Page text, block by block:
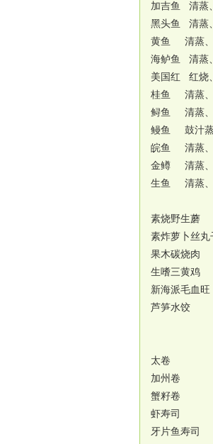
加吉鱼 清蒸
黑头鱼 清蒸
黄鱼 清蒸、
海鲈鱼 清蒸
美国红 红烧
桂鱼 清蒸、
鲟鱼 清蒸
鳗鱼 鼓汁蒸
皖鱼 清蒸、
金鳟 清蒸、
生鱼 清蒸、
素烧野生
素炸萝卜
果木碳烧
生嗜三黄
新海派毛
芦笋水
太
加州卷
蟹籽卷
虾寿司
牙片鱼寿